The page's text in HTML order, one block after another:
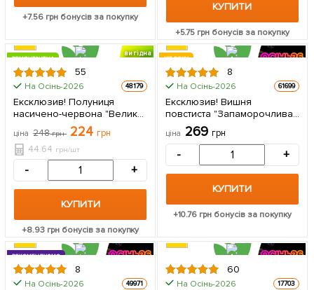
+7.56 грн бонусів за покупку
КУПИТИ
+5.75 грн бонусів за покупку
вигідна
знижка
ЦІНА ЗА
5шт
РЕМОНТАНТНА
55
На Осінь-2026 48179
Ексклюзив! Полуниця
насичено-червона "Велика
Ненсі" (Big Nancy)
(преміальний ремонтантний
сорт, гігантські ягоди) 5 шт в
упаковці
ціна 248грн 224 грн
44.64 грн/шт
- +
КУПИТИ
+8.93грн бонусів за покупку
ХІТ РОКУ
8
На Осінь-2026 61699
Ексклюзив! Вишня
повстиста "Запаморочлива
радість" (Dizzying joy)
(преміальний,
морозостійкий, дуже
солодкий,
високоврожайний сорт) 1
саджанець в упаковці
ціна 269 грн
- +
КУПИТИ
+10.76 грн бонусів за покупку
РЕКОМЕНДУЄМО
8
На Осінь-2026 49971
60
На Осінь-2026 17703